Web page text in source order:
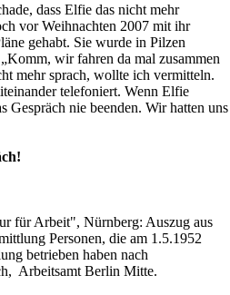
dass Elfie das nicht mehr
vor Weihnachten 2007 mit ihr
gehabt. Sie wurde in Pilzen
wir fahren da mal zusammen
mehr sprach, wollte ich vermitteln.
telefoniert. Wenn Elfie
Gespräch nie beenden. Wir hatten uns
für Arbeit", Nürnberg: Auszug aus
Personen, die am 1.5.1952
betrieben haben nach
Arbeitsamt Berlin Mitte.